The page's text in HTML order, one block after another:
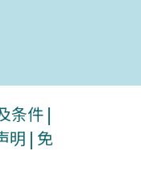
条件 |
明 | 免